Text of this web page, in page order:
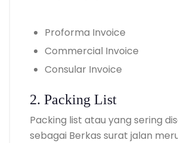
Proforma Invoice
Commercial Invoice
Consular Invoice
2. Packing List
Packing list atau yang sering
sebagai Berkas surat jalan